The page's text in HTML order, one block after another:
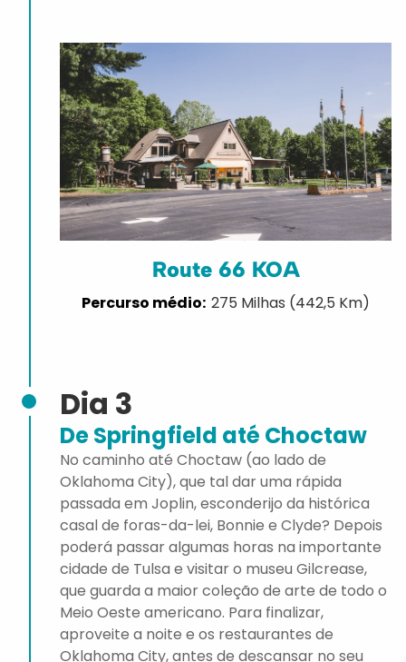
Route 66 KOA
275 Milhas (442,5 Km)
Dia 3
De Springfield até Choctaw
No caminho até Choctaw (ao lado de
Oklahoma City), que tal dar uma rápida
passada em Joplin, esconderijo da histórica
casal de foras-da-lei, Bonnie e Clyde? Depois
poderá passar algumas horas na importante
cidade de Tulsa e visitar o museu Gilcrease,
que guarda a maior coleção de arte de todo o
Meio Oeste americano. Para finalizar,
aproveite a noite e os restaurantes de
Oklahoma City, antes de descansar no seu